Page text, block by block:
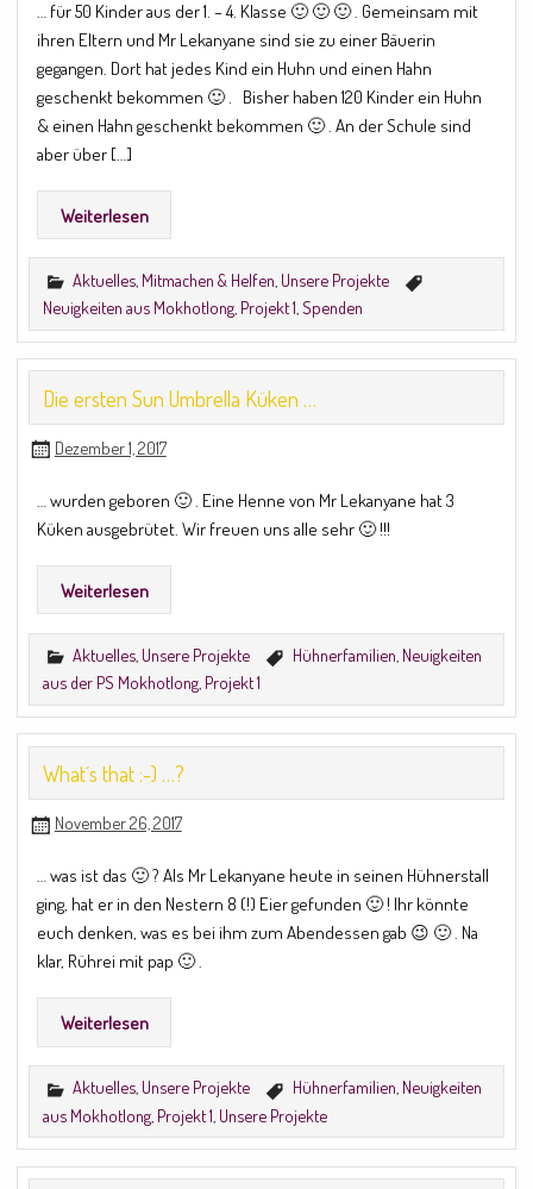
… für 50 Kinder aus der 1. – 4. Klasse 🙂 🙂 🙂 . Gemeinsam mit
ihren Eltern und Mr Lekanyane sind sie zu einer Bäuerin
gegangen. Dort hat jedes Kind ein Huhn und einen Hahn
geschenkt bekommen 🙂 . Bisher haben 120 Kinder ein Huhn
& einen Hahn geschenkt bekommen 🙂 . An der Schule sind
aber über […]
Weiterlesen
Aktuelles Mitmachen & Helfen Unsere Projekte
Neuigkeiten aus Mokhotlong Projekt 1 ,Spenden
Die ersten Sun Umbrella Küken …
Dezember 1, 2017
… wurden geboren 🙂 . Eine Henne von Mr Lekanyane hat 3
Küken ausgebrütet. Wir freuen uns alle sehr 🙂 !!!
Weiterlesen
Aktuelles Unsere Projekte Hühnerfamilien Neuigkeiten
aus der PS Mokhotlong Projekt 1
What´s that :-) …?
November 26, 2017
… was ist das 🙂 ? Als Mr Lekanyane heute in seinen Hühnerstall
ging, hat er in den Nestern 8 (!) Eier gefunden 🙂 ! Ihr könnte
euch denken, was es bei ihm zum Abendessen gab 😉 🙂 . Na
klar, Rührei mit pap 🙂 .
Weiterlesen
Aktuelles Unsere Projekte Hühnerfamilien Neuigkeiten
aus Mokhotlong Projekt 1 Unsere Projekte